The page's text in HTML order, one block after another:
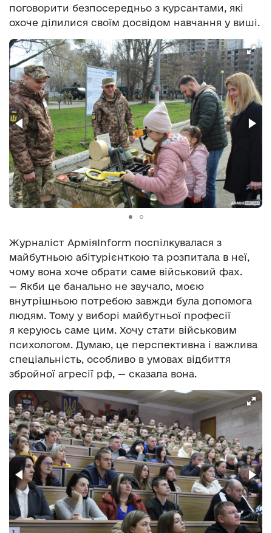
поговорити безпосередньо з курсантами, які
охоче ділилися своїм досвідом навчання у виші.
Журналіст АрміяInform поспілкувалася з
майбутньою абітурієнткою та розпитала в неї,
чому вона хоче обрати саме військовий фах.
— Якби це банально не звучало, моєю
внутрішньою потребою завжди була допомога
людям. Тому у виборі майбутньої професії
я керуюсь саме цим. Хочу стати військовим
психологом. Думаю, це перспективна і важлива
спеціальність, особливо в умовах відбиття
збройної агресії рф, — сказала вона.